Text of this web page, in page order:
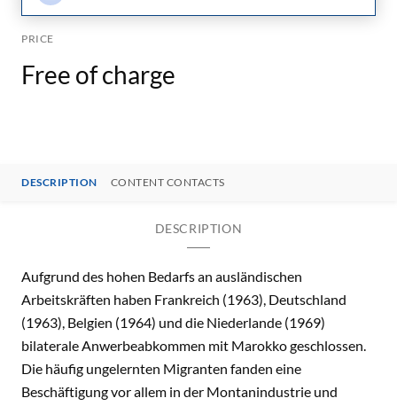
PRICE
Free of charge
DESCRIPTION CONTENT CONTACTS
DESCRIPTION
Aufgrund des hohen Bedarfs an ausländischen
Arbeitskräften haben Frankreich (1963), Deutschland
(1963), Belgien (1964) und die Niederlande (1969)
bilaterale Anwerbeabkommen mit Marokko geschlossen.
Die häufig ungelernten Migranten fanden eine
Beschäftigung vor allem in der Montanindustrie und